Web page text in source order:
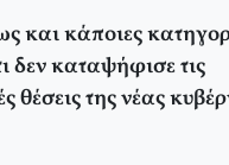
και κάποιες
δεν καταψήφισε τις
θέσεις της νέας